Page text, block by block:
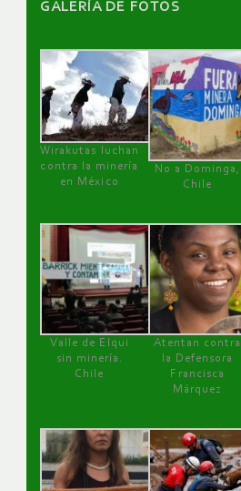
GALERÌA DE FOTOS
Wirakutas luchan
contra la minería
en México
No a Dominga,
Chile
Valle de Elqui
sin minería.
Chile
Atentan contra
la Defensora
Francisca
Márquez